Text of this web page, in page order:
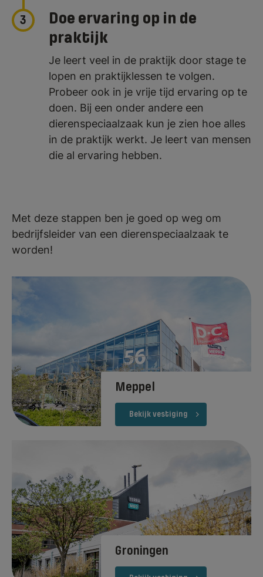
3
Doe ervaring op in de
praktijk
Je leert veel in de praktijk door stage te
lopen en praktijklessen te volgen.
Probeer ook in je vrije tijd ervaring op te
doen. Bij een onder andere een
dierenspeciaalzaak kun je zien hoe alles
in de praktijk werkt. Je leert van mensen
die al ervaring hebben.
Met deze stappen ben je goed op weg om
bedrijfsleider van een dierenspeciaalzaak te
worden!
Meppel
Bekijk vestiging
Groningen